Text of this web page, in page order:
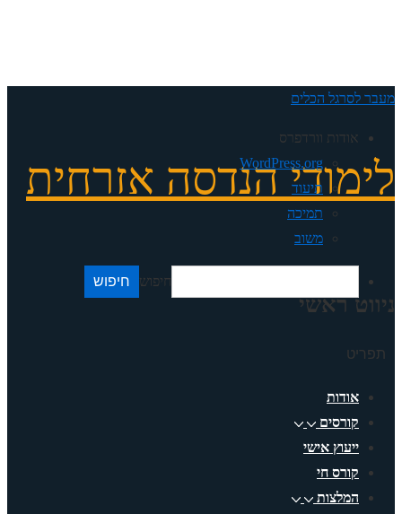
מעבר לסרגל הכלים
אודות וורדפרס
WordPress.org
תיעוד
תמיכה
משוב
חיפוש
לימודי הנדסה אזרחית
ניווט ראשי
תפריט
אודות
קורסים
ייעוץ אישי
קורס חי
המלצות